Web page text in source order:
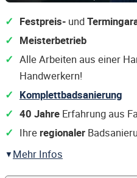
Festpreis- und
Meisterbetrieb
Alle Arbeiten aus einer
Handwerkern!
Komplettbadsanierung
40 Jahre Erfahrung aus
Ihre regionaler
Mehr Infos